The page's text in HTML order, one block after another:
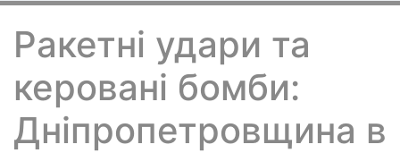
Ракетні удари та
керовані бомби:
Дніпропетровщина в